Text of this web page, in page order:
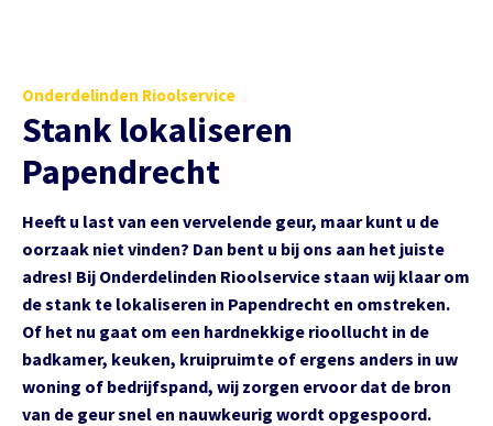
Onderdelinden Rioolservice
Stank lokaliseren
Papendrecht
Heeft u last van een vervelende geur, maar kunt u de
oorzaak niet vinden? Dan bent u bij ons aan het juiste
adres! Bij Onderdelinden Rioolservice staan wij klaar om
de stank te lokaliseren in Papendrecht en omstreken.
Of het nu gaat om een hardnekkige rioollucht in de
badkamer, keuken, kruipruimte of ergens anders in uw
woning of bedrijfspand, wij zorgen ervoor dat de bron
van de geur snel en nauwkeurig wordt opgespoord.